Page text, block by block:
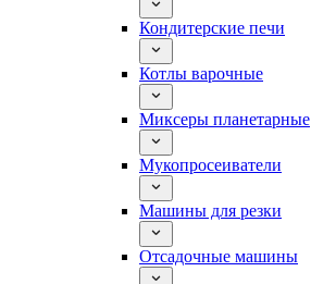
Кондитерские печи
Котлы варочные
Миксеры планетарные
Мукопросеиватели
Машины для резки
Отсадочные машины